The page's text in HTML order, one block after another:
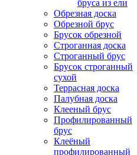
бруса из ели
Обрезная доска
Обрезной брус
Брусок обрезной
Строганная доска
Строганный брус
Брусок строганный
сухой
Террасная доска
Палубная доска
Клееный брус
Профилированный
брус
Клеёный
профилированный